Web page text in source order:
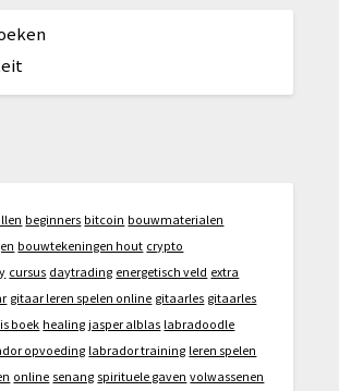
beginners bitcoin bouwmaterialen
bouwtekeningen hout crypto
cursus daytrading energetisch veld extra
gitaar leren spelen online gitaarles gitaarles
boek healing jasper alblas labradoodle
opvoeding labrador training leren spelen
online senang spirituele gaven volwassenen